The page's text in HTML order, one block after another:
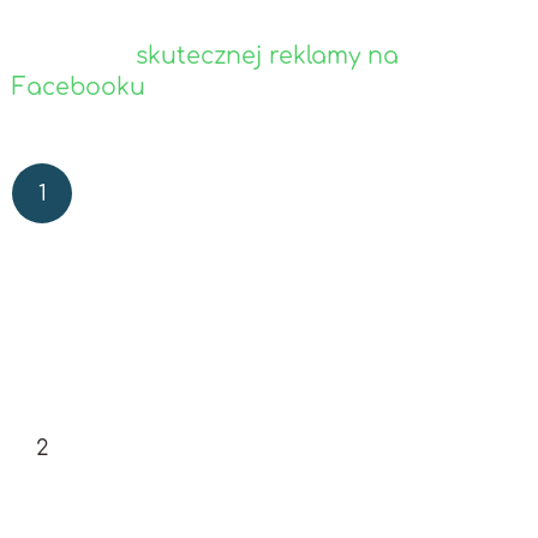
skutecznej reklamy na
Facebooku